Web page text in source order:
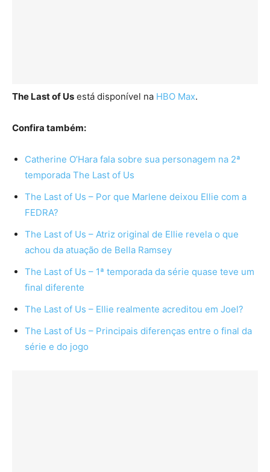
The Last of Us está disponível na HBO Max.
Confira também:
Catherine O’Hara fala sobre sua personagem na 2ª
temporada The Last of Us
The Last of Us – Por que Marlene deixou Ellie com a
FEDRA?
The Last of Us – Atriz original de Ellie revela o que
achou da atuação de Bella Ramsey
The Last of Us – 1ª temporada da série quase teve um
final diferente
The Last of Us – Ellie realmente acreditou em Joel?
The Last of Us – Principais diferenças entre o final da
série e do jogo